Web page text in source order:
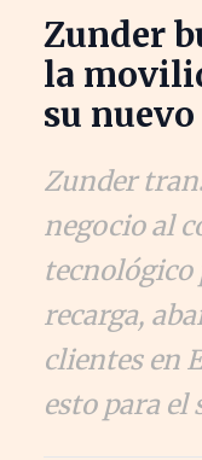
Zunder
la
su
Zunder
negocio al
tecnológico
recarga,
clientes en
esto para el